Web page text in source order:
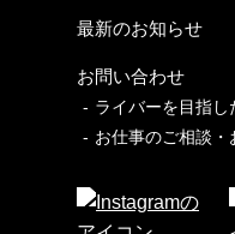
最新のお知らせ
お問い合わせ
ライバーを目指し
お仕事のご相談・